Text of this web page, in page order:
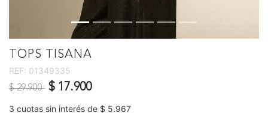
TOPS TISANA
REF: 01349335
Precio reducido de
$ 29.900 a$ 17.900
3 cuotas sin interés de $ 5.967